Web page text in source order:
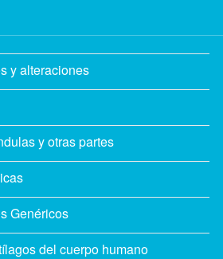
y alteraciones
y otras partes
Genéricos
del cuerpo humano